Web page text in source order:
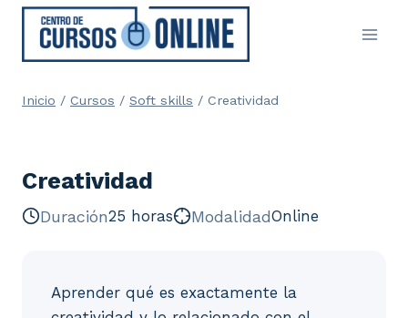
Saltar
contenido
Inicio / Cursos / Soft skills / Creatividad
Creatividad
Duración25 horas ModalidadOnline
Aprender qué es exactamente la